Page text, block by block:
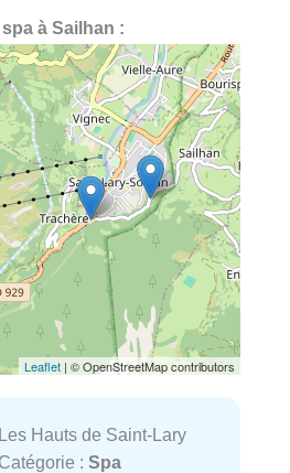
à Sailhan :
Leaflet | © OpenStreetMap contributors
Les Hauts de Saint-Lary
Catégorie : Spa